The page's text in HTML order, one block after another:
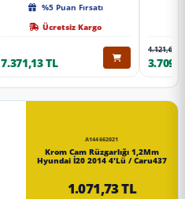
%5 Puan Fırsatı
Ücretsiz Kargo
7.371,13 TL
4.121,65 TL
A144662021
Krom Cam Rüzgarlığı 1,2Mm
Hyundai İ20 2014 4'Lü / Caru437
1.071,73 TL